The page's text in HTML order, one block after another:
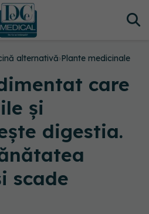
alternativă›Plante medicinale
care
și
digestia.
scade